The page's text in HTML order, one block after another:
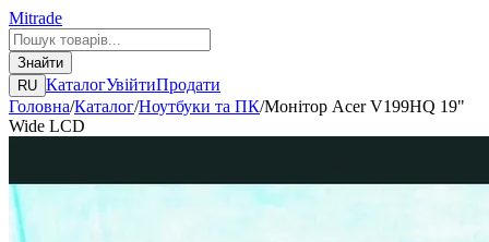
Mitrade
Знайти
RU КаталогУвійтиПродати
Головна/Каталог/Ноутбуки та ПК/Монітор Acer V199HQ 19"
Wide LCD